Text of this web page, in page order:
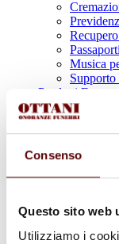
Consenso
Questo sito web
Utilizziamo i
Musica
Prodotti
Lapidi,
Urne
Cofani
In caso di
Necrologi
Sedi Onoranze